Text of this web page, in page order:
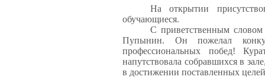
На открытии
обучающиеся.
С приветственным
Пупынин. Он пожелал
профессиональных побед!
напутствовала собравшихся в
в достижении поставленных